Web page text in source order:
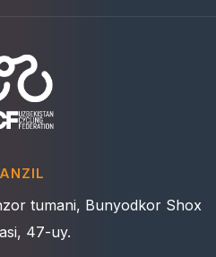
tumani, Bunyodkor Shox
47-uy.